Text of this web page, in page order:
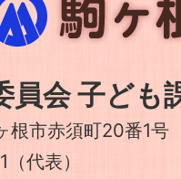
員会 子ども
市赤須町20番1号
代表）